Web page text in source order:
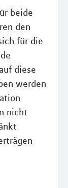
beide
den
für die
diese
werden
nicht